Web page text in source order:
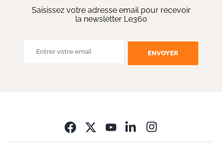
Saisissez votre adresse email pour recevoir
la newsletter Le360
ENVOYER